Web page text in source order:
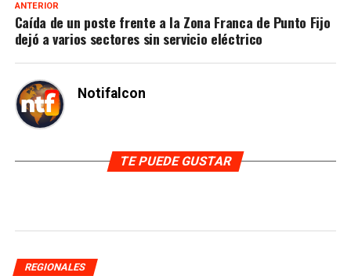
ANTERIOR
Caída de un poste frente a la Zona Franca de Punto Fijo
dejó a varios sectores sin servicio eléctrico
Notifalcon
TE PUEDE GUSTAR
REGIONALES